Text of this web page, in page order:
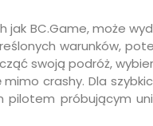
BC.Game, może
warunków,
swoją podróż,
crashy. Dla
próbującym